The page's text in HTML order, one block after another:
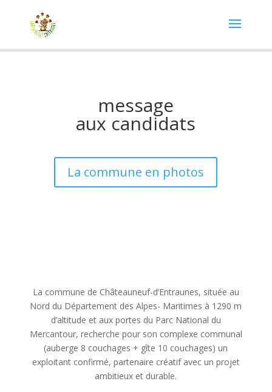
message
aux candidats
La commune en photos
La commune de Châteauneuf-d’Entraunes, située au
Nord du Département des Alpes- Maritimes à 1290 m
d’altitude et aux portes du Parc National du
Mercantour, recherche pour son complexe communal
(auberge 8 couchages + gîte 10 couchages) un
exploitant confirmé, partenaire créatif avec un projet
ambitieux et durable.